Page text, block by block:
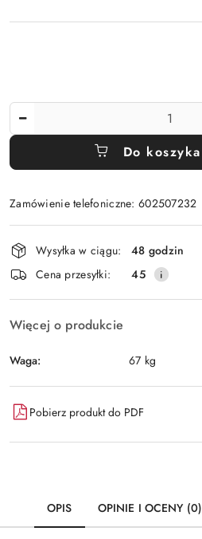
Do koszyka
Zamówienie telefoniczne: 602507232
Wyślij
Dostępność
i
dostawa
Wysyłka w ciągu:
48 godzin
Cena przesyłki:
45
Więcej o produkcie
Waga: 67 kg
Pobierz produkt do PDF
OPIS OPINIE I OCENY (0)